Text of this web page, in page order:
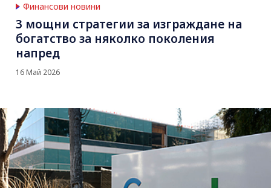
Финансови новини
3 мощни стратегии за изграждане на
богатство за няколко поколения
напред
16 Май 2026